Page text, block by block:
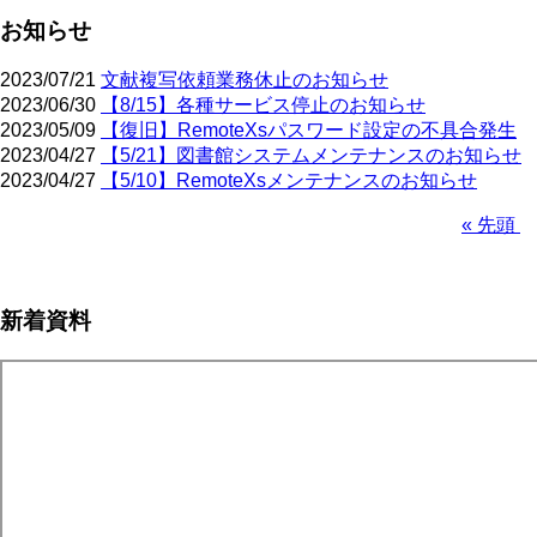
お知らせ
2023/07/21 文献複写依頼業務休止のお知らせ
2023/06/30
【8/15】各種サービス停止のお知らせ
2023/05/09
【復旧】RemoteXsパスワード設定の不具合発生
2023/04/27
【5/21】図書館システムメンテナンスのお知らせ
2023/04/27
【5/10】RemoteXsメンテナンスのお知らせ
送
先
« 先頭
新着資料